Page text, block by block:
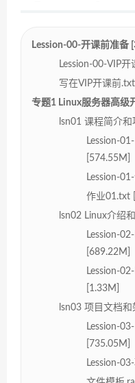
Lession-00-开课前准备
Lession-00-VIP
写在VIP开课前
专题1 Linux服务器高级
lsn01 课程简介
Lession-
[574.55M]
Lession-
作业01.txt
lsn02 Linux介绍
Lession-
[689.22M]
Lession-
[1.33M]
lsn03 项目文档
Lession-
[735.05M]
Lession-